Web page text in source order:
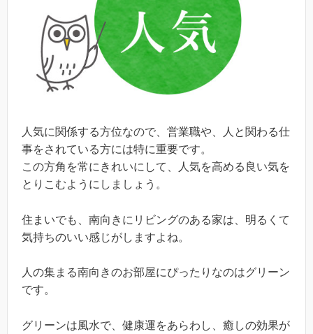
人気に関係する方位なので、営業職や、人と関わる仕
事をされている方には特に重要です。
この方角を常にきれいにして、人気を高める良い気を
とりこむようにしましょう。
住まいでも、南向きにリビングのある家は、明るくて
気持ちのいい感じがしますよね。
人の集まる南向きのお部屋にぴったりなのはグリーン
です。
グリーンは風水で、健康運をあらわし、癒しの効果が